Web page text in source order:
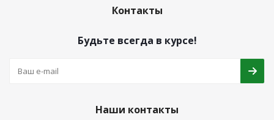
Контакты
Будьте всегда в курсе!
Наши контакты